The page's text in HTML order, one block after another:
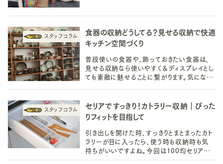
食器の収納どうしてる？見せる収納で快適
キッチン空間づくり
普段使いの食器や、飾っておきたい食器は、
見せる収納なら使いやすく＆ディスプレイとし
ても素敵に魅せることに繋がります。気になる
セリアですっきり！カトラリー収納｜ぴった
りフィットを目指して
引き出しを開けた時、すっきりとまとまったカト
ラリーが目に入ったら、使う時も収納時も気
持ちがいいですよね。今回は100均セリアの